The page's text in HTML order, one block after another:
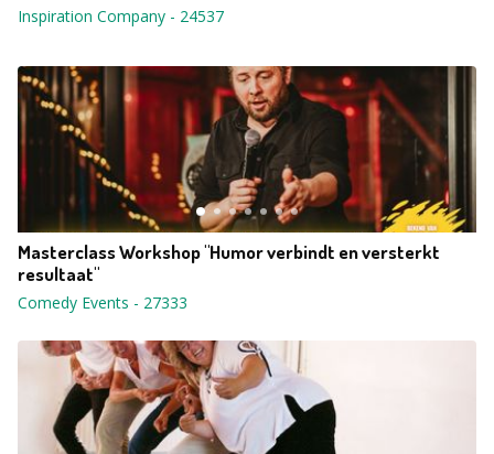
Inspiration Company - 24537
Masterclass Workshop "Humor verbindt en versterkt
resultaat"
Comedy Events - 27333